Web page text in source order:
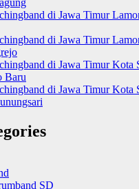
di Jawa Timur
di Jawa Timur
di Jawa Timur Kota
Baru
di Jawa Timur Kota
SD